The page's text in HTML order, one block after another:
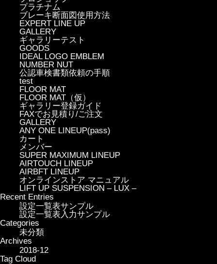
プラチナム
ブレーキ断面図使用方法
EXPERT LINE UP
GALLERY
ギャラリーテスト
GOODS
IDEAL LOGO EMBLEM
NUMBER NUT
公認車検書類依頼の手順
test
FLOOR MAT
FLOOR MAT（仮）
ギャラリー登録ガイド
FAXでお見積り/ご注文
GALLERY
ANY ONE LINEUP(pass)
カート
メンバー
SUPER MAXIMUM LINEUP
AIRTOUCH LINEUP
AIRBFT LINEUP
オンラインストア マニュアル
LIFT UP SUSPENSION – LUX –
Recent Entries
設定一覧表サンプル
設定一覧表入力サンプル
Categories
未分類
Archives
2018-12
Tag Cloud